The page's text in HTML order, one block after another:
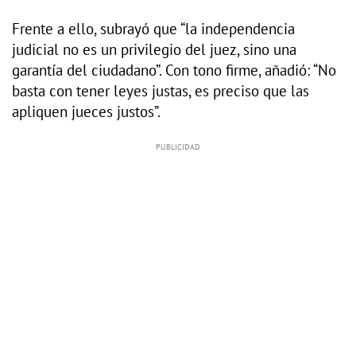
Frente a ello, subrayó que “la independencia
judicial no es un privilegio del juez, sino una
garantía del ciudadano”. Con tono firme, añadió: “No
basta con tener leyes justas, es preciso que las
apliquen jueces justos”.